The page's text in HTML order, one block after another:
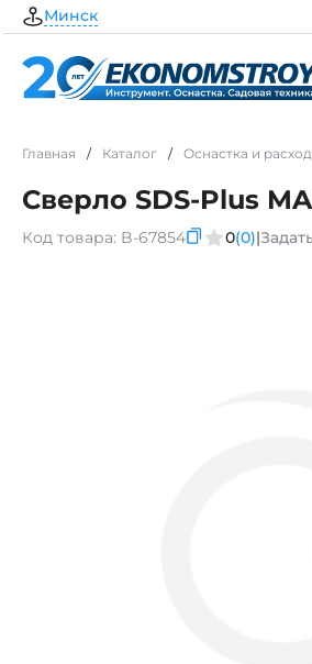
Минск
Главная / Каталог / Оснастка и
Сверло SDS-Plus
Код товара: B-67854 0(0)|